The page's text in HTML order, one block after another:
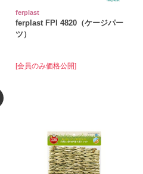
ferplast
ferplast FPI 4820（ケージパー
ツ）
[会員のみ価格公開]